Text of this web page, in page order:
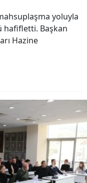
yoluyla
hafifletti. Başkan
Hazine